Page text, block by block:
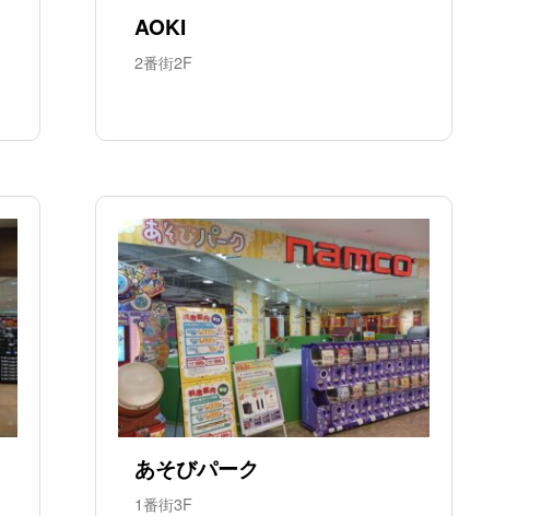
AOKI
2番街2F
あそびパーク
1番街3F